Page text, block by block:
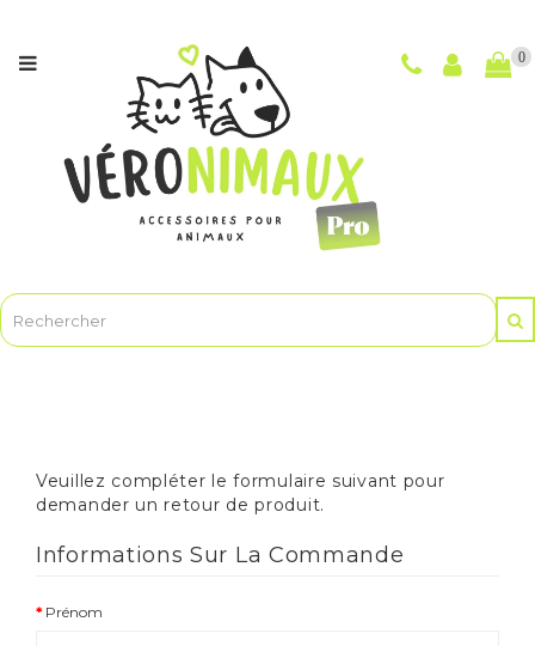
NOUVEAUTÉS
CHIENS
CHATS
MAÎTRES
ET
LE
hygiène
Ensembles
0
Veuillez compléter le formulaire suivant pour
demander un retour de produit.
Informations Sur La Commande
Prénom